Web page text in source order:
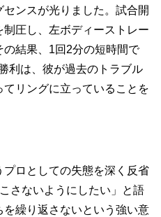
ンスが光りました。試合開
圧し、左ボディーストレー
の結果、1回2分の短時間で
利は、彼が過去のトラブル
リングに立っていることを
ロとしての失態を深く反省
さないようにしたい」と語
繰り返さないという強い意